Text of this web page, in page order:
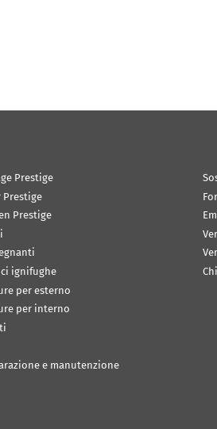
Prestige
Prestige
Prestige
ignifughe
per esterno
per interno
e manutenzione